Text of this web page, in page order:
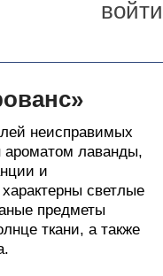
войти
неисправимых
ароматом лаванды,
и
светлые
предметы
ткани, а также